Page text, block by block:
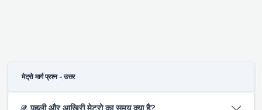
मेट्रो मार्ग प्रश्न - उत्तर